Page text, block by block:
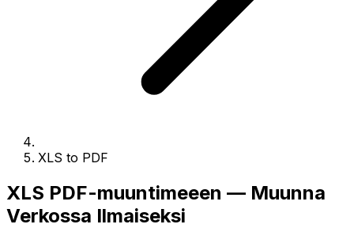
XLS to PDF
XLS PDF-muuntimeeen — Muunna
Verkossa Ilmaiseksi